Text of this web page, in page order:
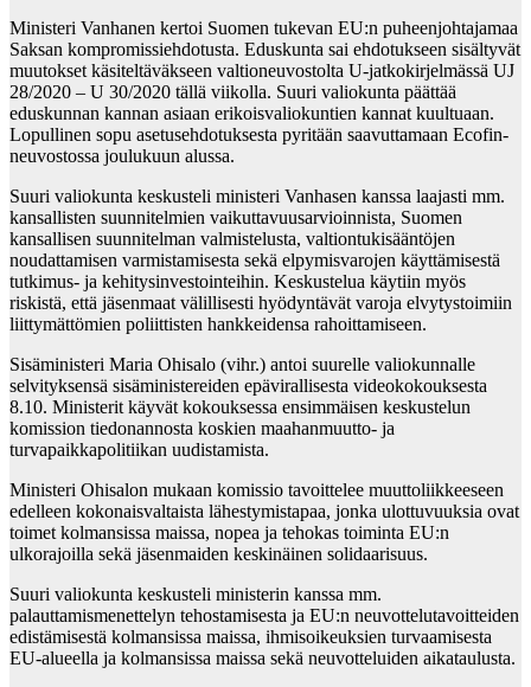
Ministeri Vanhanen kertoi Suomen tukevan EU:n puheenjohtajamaa
Saksan kompromissiehdotusta. Eduskunta sai ehdotukseen sisältyvät
muutokset käsiteltäväkseen valtioneuvostolta U-jatkokirjelmässä UJ
28/2020 – U 30/2020 tällä viikolla. Suuri valiokunta päättää
eduskunnan kannan asiaan erikoisvaliokuntien kannat kuultuaan.
Lopullinen sopu asetusehdotuksesta pyritään saavuttamaan Ecofin-
neuvostossa joulukuun alussa.
Suuri valiokunta keskusteli ministeri Vanhasen kanssa laajasti mm.
kansallisten suunnitelmien vaikuttavuusarvioinnista, Suomen
kansallisen suunnitelman valmistelusta, valtiontukisääntöjen
noudattamisen varmistamisesta sekä elpymisvarojen käyttämisestä
tutkimus- ja kehitysinvestointeihin. Keskustelua käytiin myös
riskistä, että jäsenmaat välillisesti hyödyntävät varoja elvytystoimiin
liittymättömien poliittisten hankkeidensa rahoittamiseen.
Sisäministeri Maria Ohisalo (vihr.) antoi suurelle valiokunnalle
selvityksensä sisäministereiden epävirallisesta videokokouksesta
8.10. Ministerit käyvät kokouksessa ensimmäisen keskustelun
komission tiedonannosta koskien maahanmuutto- ja
turvapaikkapolitiikan uudistamista.
Ministeri Ohisalon mukaan komissio tavoittelee muuttoliikkeeseen
edelleen kokonaisvaltaista lähestymistapaa, jonka ulottuvuuksia ovat
toimet kolmansissa maissa, nopea ja tehokas toiminta EU:n
ulkorajoilla sekä jäsenmaiden keskinäinen solidaarisuus.
Suuri valiokunta keskusteli ministerin kanssa mm.
palauttamismenettelyn tehostamisesta ja EU:n neuvottelutavoitteiden
edistämisestä kolmansissa maissa, ihmisoikeuksien turvaamisesta
EU-alueella ja kolmansissa maissa sekä neuvotteluiden aikataulusta.